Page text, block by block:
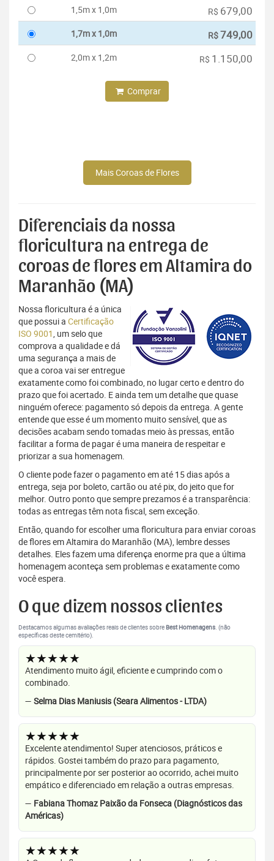
1,5m x 1,0m
R$ 679,00
1,7m x 1,0m R$749,00
2,0m x 1,2m R$ 1.150,00
Comprar
Mais Coroas de Flores
Diferenciais da nossa
floricultura na entrega de
coroas de flores em Altamira do
Maranhão (MA)
Nossa floricultura é a única
que possui a Certificação
ISO 9001, um selo que
comprova a qualidade e dá
uma segurança a mais de
que a coroa vai ser entregue
exatamente como foi combinado, no lugar certo e dentro do
prazo que foi acertado. E ainda tem um detalhe que quase
ninguém oferece: pagamento só depois da entrega. A gente
entende que esse é um momento muito sensível, que as
decisões acabam sendo tomadas meio às pressas, então
facilitar a forma de pagar é uma maneira de respeitar e
priorizar a sua homenagem.
O cliente pode fazer o pagamento em até 15 dias após a
entrega, seja por boleto, cartão ou até pix, do jeito que for
melhor. Outro ponto que sempre prezamos é a transparência:
todas as entregas têm nota fiscal, sem exceção.
Então, quando for escolher uma floricultura para enviar coroas
de flores em Altamira do Maranhão (MA), lembre desses
detalhes. Eles fazem uma diferença enorme pra que a última
homenagem aconteça sem problemas e exatamente como
você espera.
O que dizem nossos clientes
Destacamos algumas avaliações reais de clientes sobre Best Homenagens. (não
específicas deste cemitério).
★★★★★
Atendimento muito ágil, eficiente e cumprindo com o
combinado.
— Selma Dias Maniusis (Seara Alimentos - LTDA)
★★★★★
Excelente atendimento! Super atenciosos, práticos e
rápidos. Gostei também do prazo para pagamento,
principalmente por ser posterior ao ocorrido, achei muito
empático e diferenciado em relação a outras empresas.
— Fabiana Thomaz Paixão da Fonseca (Diagnósticos das
Américas)
★★★★★